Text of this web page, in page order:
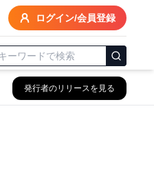
ログイン/会員登録
発行者のリリースを見る